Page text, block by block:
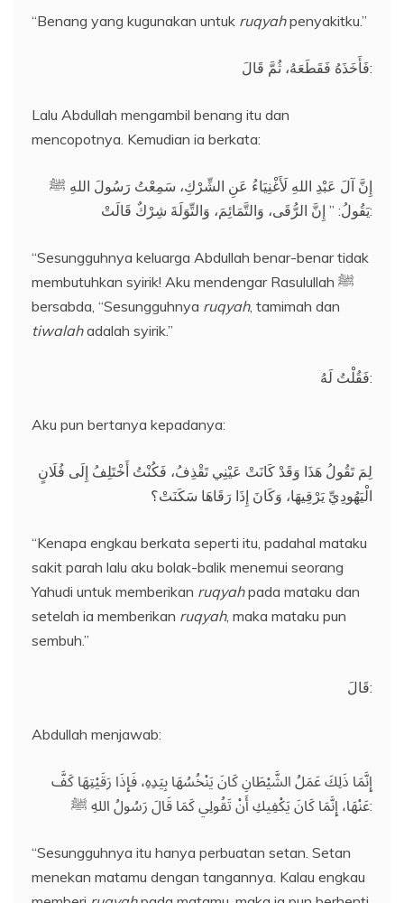
“Benang yang kugunakan untuk ruqyahpenyakitku.”
فَأَخَذَهُ فَقَطَعَهُ، ثُمَّ قَالَ:
Lalu Abdullah mengambil benang itu dan
mencopotnya. Kemudian ia berkata:
إِنَّ آلَ عَبْدِ اللهِ لَأَغْنِيَاءُ عَنِ الشِّرْكِ، سَمِعْتُ رَسُولَ اللهِ ﷺ
يَقُولُ: ” إِنَّ الرُّقَى، وَالتَّمَائِمَ، وَالتِّوَلَةَ شِرْكٌ قَالَتْ:
“Sesungguhnya keluarga Abdullah benar-benar tidak
membutuhkan syirik! Aku mendengar Rasulullah ﷺ
bersabda, “Sesungguhnya ruqyah, tamimah dan
tiwalahadalah syirik.”
فَقُلْتُ لَهُ:
Aku pun bertanya kepadanya:
لِمَ تَقُولُ هَذَا وَقَدْ كَانَتْ عَيْنِي تَقْذِفُ، فَكُنْتُ أَخْتَلِفُ إِلَى فُلَانٍ
الْيَهُودِيِّ يَرْقِيهَا، وَكَانَ إِذَا رَقَاهَا سَكَنَتْ؟
“Kenapa engkau berkata seperti itu, padahal mataku
sakit parah lalu aku bolak-balik menemui seorang
Yahudi untuk memberikan ruqyahpada mataku dan
setelah ia memberikan ruqyah, maka mataku pun
sembuh.”
قَالَ:
Abdullah menjawab:
إِنَّمَا ذَلِكَ عَمَلُ الشَّيْطَانِ كَانَ يَنْخُسُهَا بِيَدِهِ، فَإِذَا رَقَيْتِهَا كَفَّ
عَنْهَا، إِنَّمَا كَانَ يَكْفِيكِ أَنْ تَقُولِي كَمَا قَالَ رَسُولُ اللهِ ﷺ:
“Sesungguhnya itu hanya perbuatan setan. Setan
menekan matamu dengan tangannya. Kalau engkau